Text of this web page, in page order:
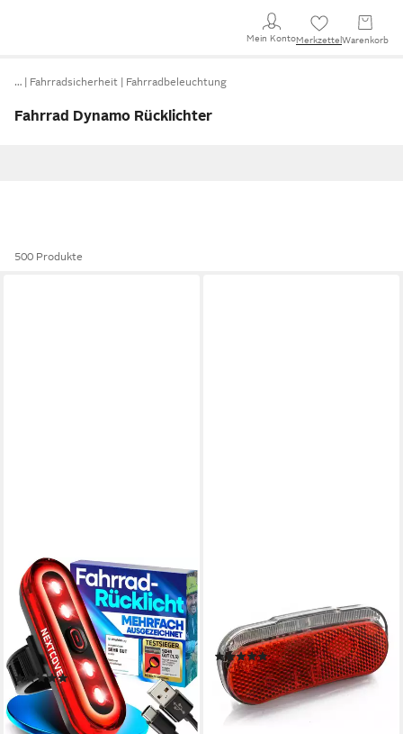
Mein KontoMerkzettel Warenkorb
… Fahrradsicherheit Fahrradbeleuchtung
Fahrrad Dynamo Rücklichter
500 Produkte
NEXTCOVER
Fahrrad-Rücklicht
NEXTCOVER® BrakePro
Fahrradrücklicht mit VisionLux
LEDs und Bremslicht
(12)
25,99 € UVP34,99 €
-26%
Standlicht, Reflektor, StVZO-
Zulassung, 5 Candela
(1)
9,90 € UVP14,90 €
-34%
lieferbar - in 4-5 Werktagen bei dir